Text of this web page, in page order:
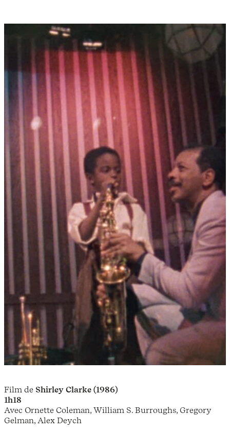
Film de Shirley Clarke (1986)
1h18
Avec Ornette Coleman, William S. Burroughs, Gregory
Gelman, Alex Deych